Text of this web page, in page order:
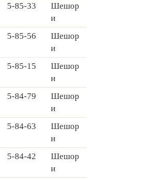
5-85-33
Шешор
и
5-85-56
Шешор
и
5-85-15
Шешор
и
5-84-79
Шешор
и
5-84-63
Шешор
и
5-84-42
Шешор
и